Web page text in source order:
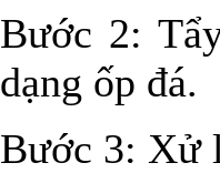
Bước 2:
dạng ốp đá.
Bước 3: Xử